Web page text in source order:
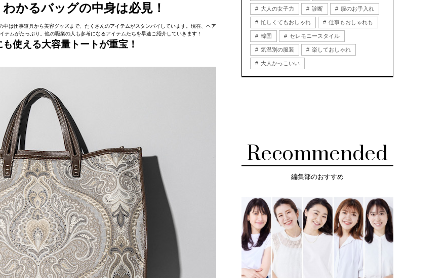
かるバッグの中身は必見！
中は仕事道具から美容グッズまで、たくさんのアイテムがスタンバイしています。現在、ヘア
ムがたっぷり。他の職業の人も参考になるアイテムたちを早速ご紹介していきます！
使える大容量トートが重宝！
大人の女子力 診断 服のお手入れ
忙しくてもおしゃれ 仕事もおしゃれも
韓国 セレモニースタイル
気温別の服装 楽しておしゃれ
大人かっこいい
Recommended
編集部のおすすめ